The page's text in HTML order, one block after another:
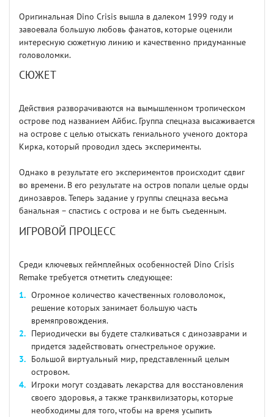
Оригинальная Dino Crisis вышла в далеком 1999 году и
завоевала большую любовь фанатов, которые оценили
интересную сюжетную линию и качественно придуманные
головоломки.
СЮЖЕТ
Действия разворачиваются на вымышленном тропическом
острове под названием Айбис. Группа спецназа высаживается
на острове с целью отыскать гениального ученого доктора
Кирка, который проводил здесь эксперименты.
Однако в результате его экспериментов происходит сдвиг
во времени. В его результате на остров попали целые орды
динозавров. Теперь задание у группы спецназа весьма
банальная – спастись с острова и не быть съеденным.
ИГРОВОЙ ПРОЦЕСС
Среди ключевых геймплейных особенностей Dino Crisis
Remake требуется отметить следующее:
Огромное количество качественных головоломок,
решение которых занимает большую часть
времяпровождения.
Периодически вы будете сталкиваться с динозаврами и
придется задействовать огнестрельное оружие.
Большой виртуальный мир, представленный целым
островом.
Игроки могут создавать лекарства для восстановления
своего здоровья, а также транквилизаторы, которые
необходимы для того, чтобы на время усыпить